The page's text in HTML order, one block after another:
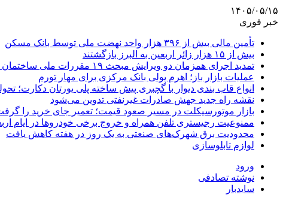
۱۴۰۵/۰۵/۱۵
خبر فوری
تأمین مالی بیش از ۳۹۶ هزار واحد نهضت ملی توسط بانک مسکن
بیش از ۱۵ هزار زائر اربعین به البرز بازگشتند
تمدید اجرای همزمان دو ویرایش مبحث ۱۹ مقررات ملی ساختمان تا پایان سال
عملیات بازار باز؛ اهرم پولی بانک مرکزی برای مهار تورم
انواع قاب بندی دیوار با گچبری پیش ساخته پلی یورتان دکارت؛
نقشه راه جدید جهش صادرات غیرنفتی تدوین می‌شود
بازار موتورسیکلت در مسیر صعود قیمت؛ تعمیر جای خرید را
ممنوعیت رجیستری تلفن همراه و خروج برخی خودروها در ایام
محدودیت برق شهرک‌های صنعتی به یک روز در هفته کاهش یافت
لوازم تابلوسازی
ورود
نوشته تصادفی
سایدبار